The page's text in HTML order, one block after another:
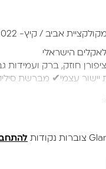
אביב / קיץ- 2022
הישראלי
חוזק, ברק ועמידות
יישור עצמי✔ מברשת